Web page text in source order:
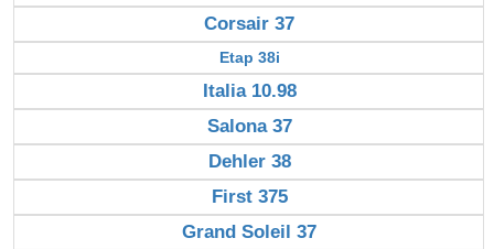
Corsair 37
Etap 38i
Italia 10.98
Salona 37
Dehler 38
First 375
Grand Soleil 37